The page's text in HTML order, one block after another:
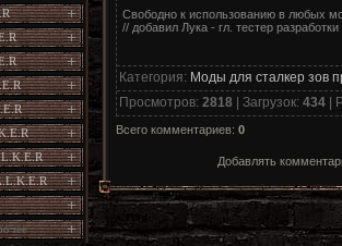
Свободно к использованию в любых
// добавил Лука - гл. тестер
Категория: Моды для сталкер зов
Просмотров: 2818| Загрузок: 434|
Всего комментариев: 0
Добавлять